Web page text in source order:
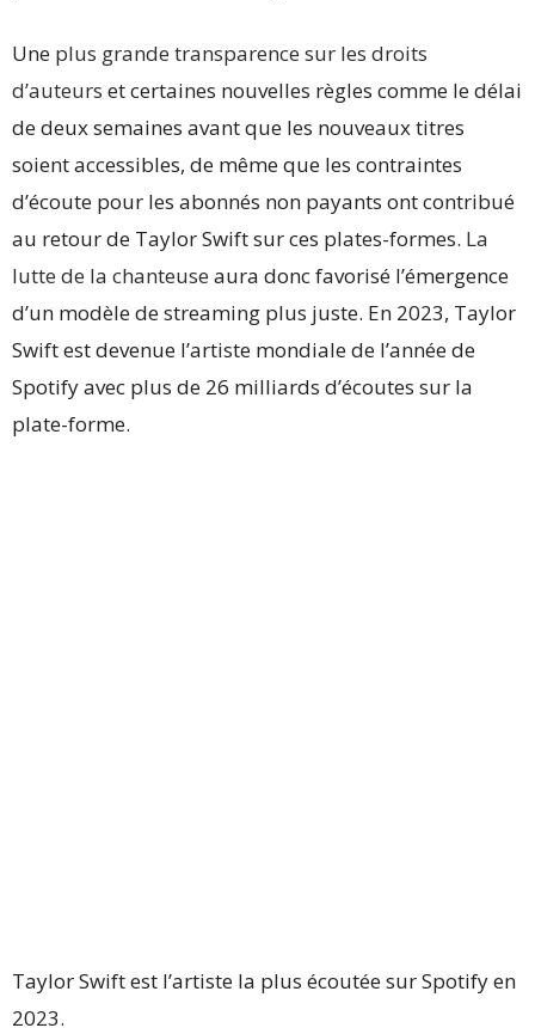
Une plus grande transparence sur les droits
d’auteurs et certaines nouvelles règles comme le délai
de deux semaines avant que les nouveaux titres
soient accessibles, de même que les contraintes
d’écoute pour les abonnés non payants ont contribué
au retour de Taylor Swift sur ces plates-formes. La
lutte de la chanteuse aura donc favorisé l’émergence
d’un modèle de streaming plus juste. En 2023, Taylor
Swift est devenue l’artiste mondiale de l’année de
Spotify avec plus de 26 milliards d’écoutes sur la
plate-forme.
Taylor Swift est l’artiste la plus écoutée sur Spotify en
2023.